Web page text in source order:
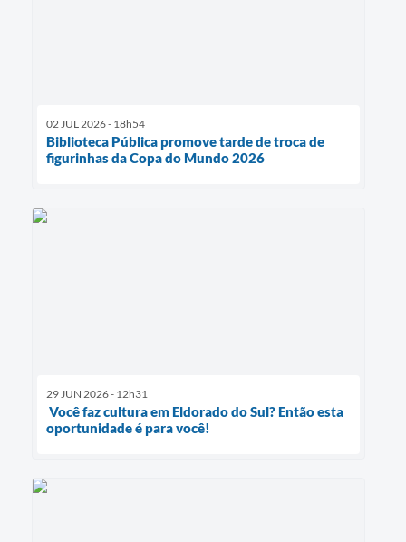
02 JUL 2026 - 18h54
Biblioteca Pública promove tarde de troca de
figurinhas da Copa do Mundo 2026
29 JUN 2026 - 12h31
Você faz cultura em Eldorado do Sul? Então esta
oportunidade é para você!